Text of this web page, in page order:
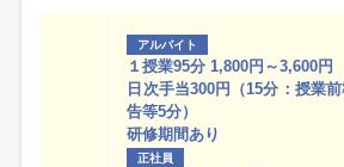
アルバイト
１授業95分 1,800円～3,600
日次手当300円（15分：授業
告等5分）
研修期間あり
正社員